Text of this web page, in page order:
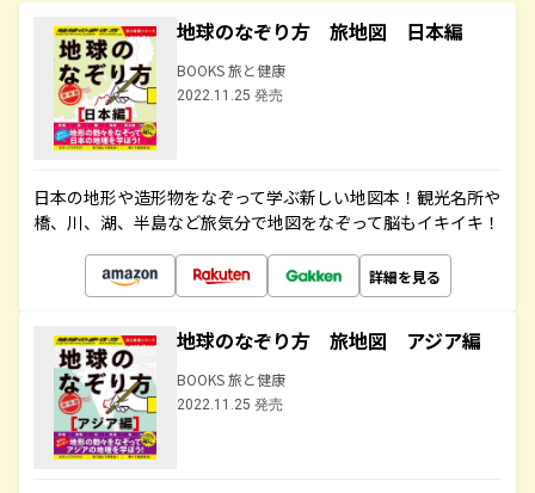
地球のなぞり方 旅地図 日本編
BOOKS 旅と健康
2022.11.25 発売
日本の地形や造形物をなぞって学ぶ新しい地図本！観光名所や
橋、川、湖、半島など旅気分で地図をなぞって脳もイキイキ！
詳細を見る
地球のなぞり方 旅地図 アジア編
BOOKS 旅と健康
2022.11.25 発売